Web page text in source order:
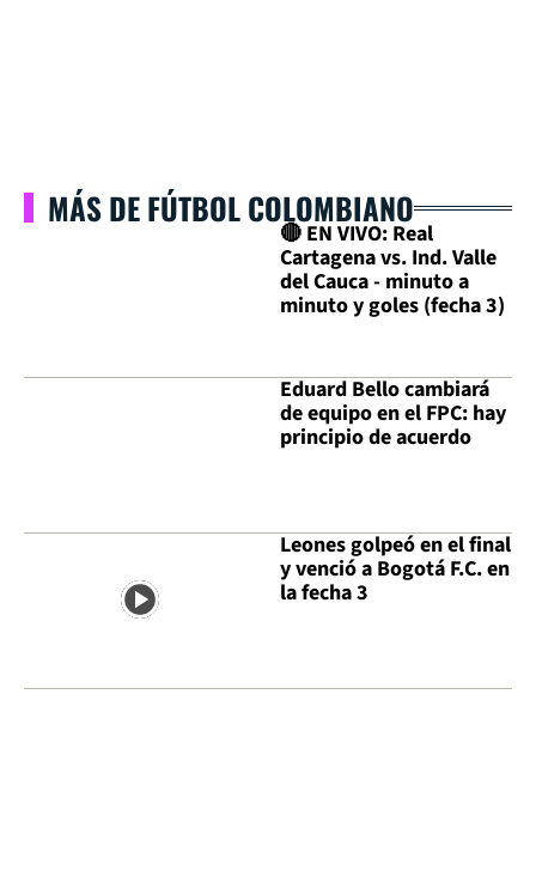
MÁS DE FÚTBOL COLOMBIANO
🔴 EN VIVO: Real
Cartagena vs. Ind. Valle
del Cauca - minuto a
minuto y goles (fecha 3)
Eduard Bello cambiará
de equipo en el FPC: hay
principio de acuerdo
Leones golpeó en el final
y venció a Bogotá F.C. en
la fecha 3